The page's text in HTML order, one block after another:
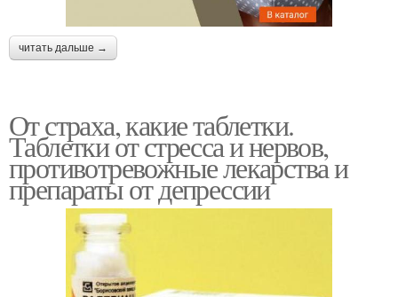
читать дальше →
От страха, какие таблетки.
Таблетки от стресса и нервов,
противотревожные лекарства и
препараты от депрессии